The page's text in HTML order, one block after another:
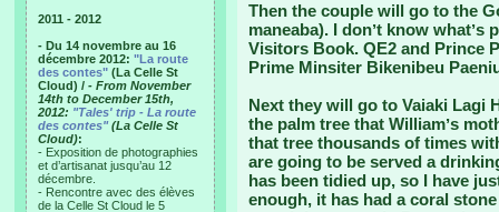
2011 - 2012
- Du 14 novembre au 16
décembre 2012: "La route
des contes" (La Celle St
Cloud) / - From November
14th to December 15th,
2012: "Tales' trip - La route
des contes"(La Celle St
Cloud):
- Exposition de photographies
et d’artisanat jusqu’au 12
décembre.
- Rencontre avec des élèves
de la Celle St Cloud le 5
Then the couple will go to the
maneaba). I donʼt know
Visitors Book. QE2 and Prince
Prime Minsiter Bikenibeu
Next they will go to Vaiaki Lagi
the palm tree that Williamʼs
that tree thousands of times
are going to be served a
has been tidied up, so I have
enough, it has had a coral